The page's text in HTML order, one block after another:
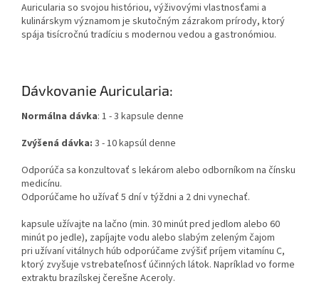
Auricularia so svojou históriou, výživovými vlastnosťami a
kulinárskym významom je skutočným zázrakom prírody, ktorý
spája tisícročnú tradíciu s modernou vedou a gastronómiou.
Dávkovanie Auricularia:
Normálna dávka: 1 - 3 kapsule denne
Zvýšená dávka: 3 - 10 kapsúl denne
Odporúča sa konzultovať s lekárom alebo odborníkom na čínsku
medicínu.
Odporúčame ho užívať 5 dní v týždni a 2 dni vynechať.
kapsule užívajte na lačno (min. 30 minút pred jedlom alebo 60
minút po jedle), zapíjajte vodu alebo slabým zeleným čajom
pri užívaní vitálnych húb odporúčame zvýšiť príjem vitamínu C,
ktorý zvyšuje vstrebateľnosť účinných látok. Napríklad vo forme
extraktu brazílskej čerešne Aceroly.